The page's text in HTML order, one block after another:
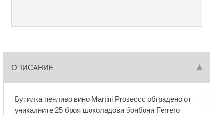
ОПИСАНИЕ
Бутилка пенливо вино Martini Prosecco обградено от
уникалните 25 броя шоколадови бонбони Ferrero